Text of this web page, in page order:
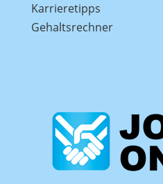
Karrieretipps
Gehaltsrechner